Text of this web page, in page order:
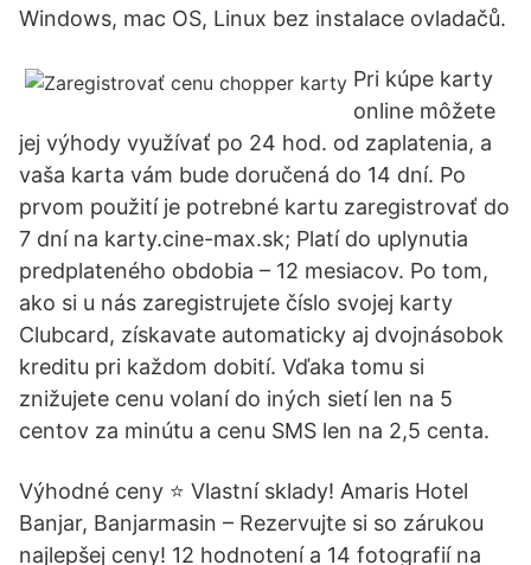
Windows, mac OS, Linux bez instalace ovladačů.
Pri kúpe karty
online môžete
jej výhody využívať po 24 hod. od zaplatenia, a
vaša karta vám bude doručená do 14 dní. Po
prvom použití je potrebné kartu zaregistrovať do
7 dní na karty.cine-max.sk; Platí do uplynutia
predplateného obdobia – 12 mesiacov. Po tom,
ako si u nás zaregistrujete číslo svojej karty
Clubcard, získavate automaticky aj dvojnásobok
kreditu pri každom dobití. Vďaka tomu si
znižujete cenu volaní do iných sietí len na 5
centov za minútu a cenu SMS len na 2,5 centa.
Výhodné ceny ⭐ Vlastní sklady! Amaris Hotel
Banjar, Banjarmasin – Rezervujte si so zárukou
najlepšej ceny! 12 hodnotení a 14 fotografií na